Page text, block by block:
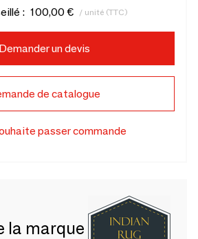
: 100,00 € / unité (TTC)
Demander un devis
de catalogue
passer commande
la marque